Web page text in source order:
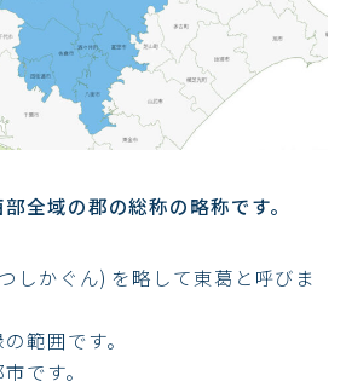
全域の郡の総称の略称です。
しかぐん) を略して東葛と呼びま
範囲です。
です。